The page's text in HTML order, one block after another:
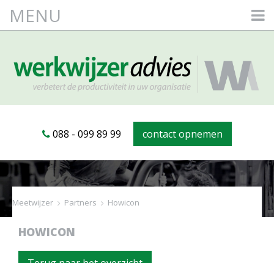
088 - 099 89 99 contact opnemen
MENU
Meetwijzer > Partners > Howicon
HOWICON